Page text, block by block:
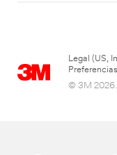
Legal (US,
© 3M 2026.